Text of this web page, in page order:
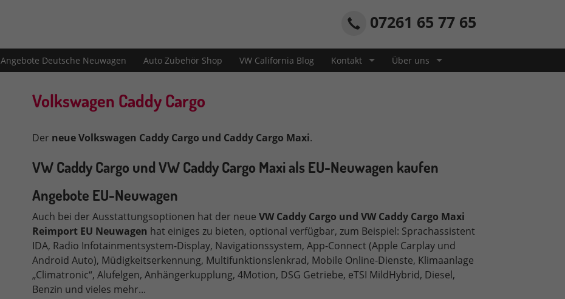
07261 65 77 65
Angebote Deutsche Neuwagen Auto Zubehör Shop VW California Blog Kontakt Über uns
Volkswagen Caddy Cargo
Der neue Volkswagen Caddy Cargo und Caddy Cargo Maxi.
VW Caddy Cargo und VW Caddy Cargo Maxials EU-Neuwagen kaufen
Angebote EU-Neuwagen
Auch bei der Ausstattungsoptionen hat der neue VW Caddy Cargo und VW Caddy Cargo Maxi
Reimport EU Neuwagen hat einiges zu bieten, optional verfügbar, zum Beispiel: Sprachassistent
IDA, Radio Infotainmentsystem-Display, Navigationssystem, App-Connect (Apple Carplay und
Android Auto), Müdigkeitserkennung, Multifunktionslenkrad, Mobile Online-Dienste, Klimaanlage
„Climatronic“, Alufelgen, Anhängerkupplung, 4Motion, DSG Getriebe, eTSI MildHybrid, Diesel,
Benzin und vieles mehr...